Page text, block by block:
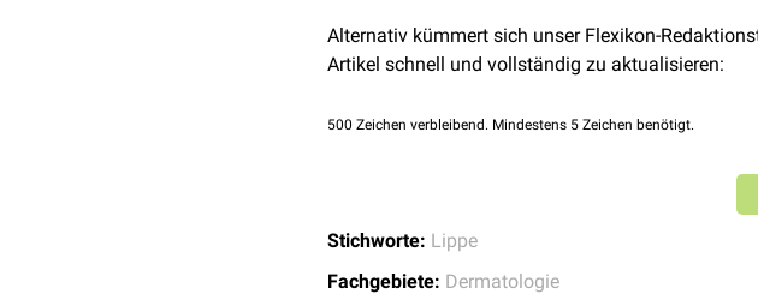
Cheilitis glandularis
Cheilitis glandularis apostematosa
Cheilitis granulomatosa
Alternativ kümmert sich unser Flexikon-
Artikel schnell und vollständig zu aktualisieren:
500 Zeichen verbleibend. Mindestens 5 Zeichen benötigt.
Stichworte: Lippe
Fachgebiete: Dermatologie